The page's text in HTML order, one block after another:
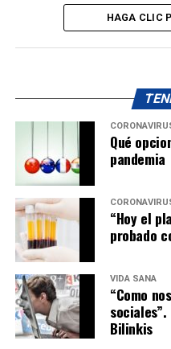
HAGA CLIC
Qué
pandemia
“Hoy el
probado
VIDA SANA
“Como
Bilinkis